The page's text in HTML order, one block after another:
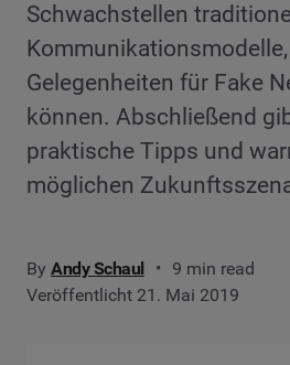
Schwachstellen
Gelegenheiten für Fake
können. Abschließend
praktische Tipps und
möglichen
By Andy Schaul
9 min read
Veröffentlicht 21. Mai 2019